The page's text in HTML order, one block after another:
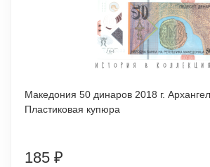
Македония 50 динаров 2018 г.
Пластиковая купюра
185 ₽